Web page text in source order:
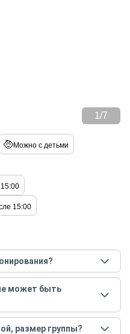
1 /7
Можно с детьми
15:00
«Задать вопрос» и
не нужно. Сначала
вас вопросы и после
Задать вопрос.
может быть
погодных условий,
а по прогнозу
размер группы?